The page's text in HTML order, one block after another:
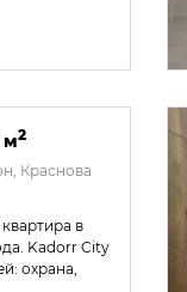
м2
Краснова
в
Kadorr City
охрана,